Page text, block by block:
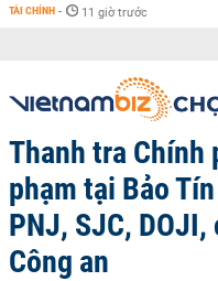
TÀI CHÍNH - 11 giờ trước
Thanh tra Chính
phạm tại Bảo
PNJ, SJC,
Công an